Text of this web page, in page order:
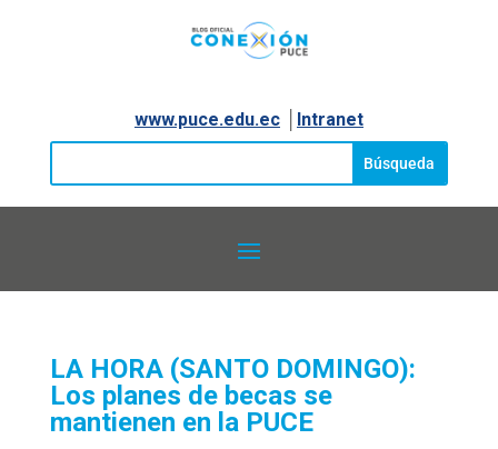
www.puce.edu.ec│ Intranet
LA HORA (SANTO DOMINGO):
Los planes de becas se
mantienen en la PUCE